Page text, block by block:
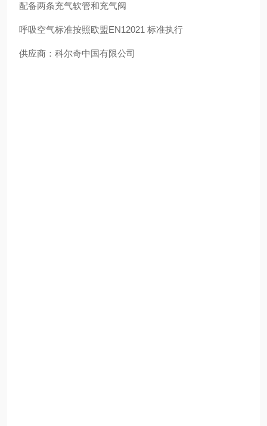
配备两条充气软管和充气阀
呼吸空气标准按照欧盟EN12021 标准执行
供应商：科尔奇中国有限公司